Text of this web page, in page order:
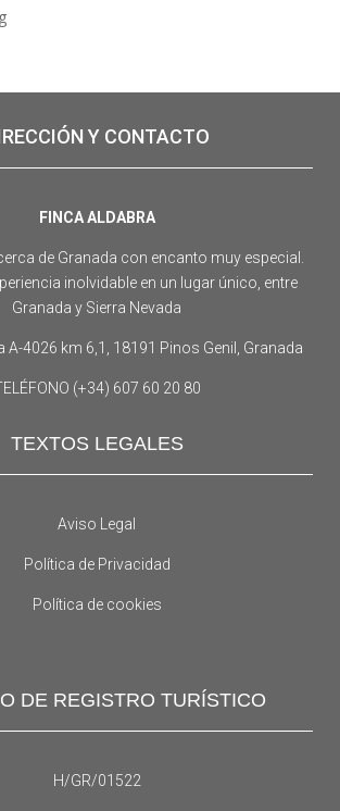
Y CONTACTO
FINCA ALDABRA
de Granada con encanto muy especial.
inolvidable en un lugar único, entre
Granada y Sierra Nevada
A-4026 km 6,1, 18191 Pinos Genil, Granada
(+34) 607 60 20 80
TEXTOS LEGALES
Aviso Legal
Política de Privacidad
Política de cookies
DE REGISTRO TURÍSTICO
H/GR/01522